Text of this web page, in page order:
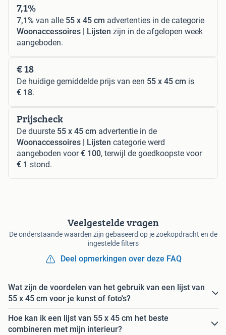
7,1%
7,1% van alle 55 x 45 cm advertenties in de categorie
Woonaccessoires | Lijsten zijn in de afgelopen week
aangeboden.
€ 18
De huidige gemiddelde prijs van een 55 x 45 cm is
€ 18.
Prijscheck
De duurste 55 x 45 cm advertentie in de
Woonaccessoires | Lijsten categorie werd
aangeboden voor€ 100, terwijl de goedkoopste voor
€ 1 stond.
Veelgestelde vragen
De onderstaande waarden zijn gebaseerd op je zoekopdracht en de
ingestelde filters
Deel opmerkingen over deze FAQ
Wat zijn de voordelen van het gebruik van een lijst van
55 x 45 cm voor je kunst of foto's?
Hoe kan ik een lijst van 55 x 45 cm het beste
combineren met mijn interieur?